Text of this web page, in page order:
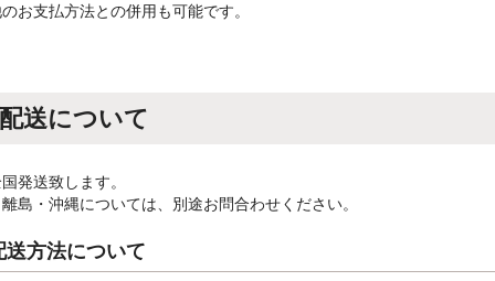
お支払方法との併用も可能です。
配送について
発送致します。
島・沖縄については、別途お問合わせください。
送方法について